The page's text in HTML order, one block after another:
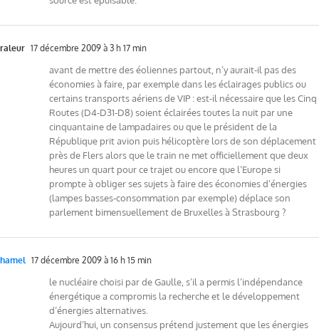
raleur 17 décembre 2009 à 3 h 17 min
avant de mettre des éoliennes partout, n’y aurait-il pas des
économies à faire, par exemple dans les éclairages publics ou
certains transports aériens de VIP : est-il nécessaire que les Cinq
Routes (D4-D31-D8) soient éclairées toutes la nuit par une
cinquantaine de lampadaires ou que le président de la
République prit avion puis hélicoptère lors de son déplacement
près de Flers alors que le train ne met officiellement que deux
heures un quart pour ce trajet ou encore que l’Europe si
prompte à obliger ses sujets à faire des économies d’énergies
(lampes basses-consommation par exemple) déplace son
parlement bimensuellement de Bruxelles à Strasbourg ?
hamel 17 décembre 2009 à 16 h 15 min
le nucléaire choisi par de Gaulle, s’il a permis l’indépendance
énergétique a compromis la recherche et le développement
d’énergies alternatives.
Aujourd’hui, un consensus prétend justement que les énergies